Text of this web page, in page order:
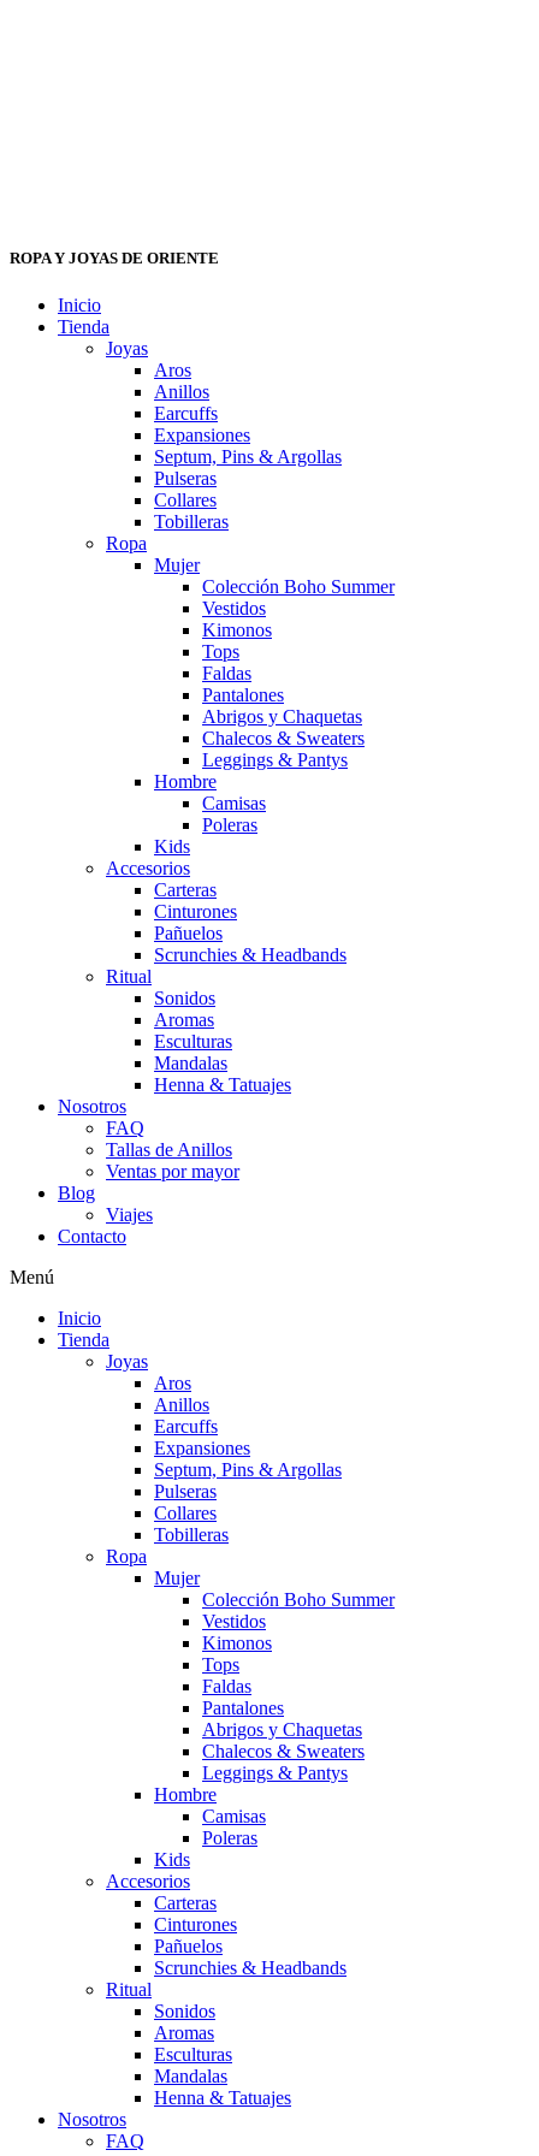
ROPA Y JOYAS DE ORIENTE
Inicio
Tienda
Joyas
Aros
Anillos
Earcuffs
Expansiones
Septum, Pins & Argollas
Pulseras
Collares
Tobilleras
Ropa
Mujer
Colección Boho Summer
Vestidos
Kimonos
Tops
Faldas
Pantalones
Abrigos y Chaquetas
Chalecos & Sweaters
Leggings & Pantys
Hombre
Camisas
Poleras
Kids
Accesorios
Carteras
Cinturones
Pañuelos
Scrunchies & Headbands
Ritual
Sonidos
Aromas
Esculturas
Mandalas
Henna & Tatuajes
Nosotros
FAQ
Tallas de Anillos
Ventas por mayor
Blog
Viajes
Contacto
Menú
Inicio
Tienda
Joyas
Aros
Anillos
Earcuffs
Expansiones
Septum, Pins & Argollas
Pulseras
Collares
Tobilleras
Ropa
Mujer
Colección Boho Summer
Vestidos
Kimonos
Tops
Faldas
Pantalones
Abrigos y Chaquetas
Chalecos & Sweaters
Leggings & Pantys
Hombre
Camisas
Poleras
Kids
Accesorios
Carteras
Cinturones
Pañuelos
Scrunchies & Headbands
Ritual
Sonidos
Aromas
Esculturas
Mandalas
Henna & Tatuajes
Nosotros
FAQ